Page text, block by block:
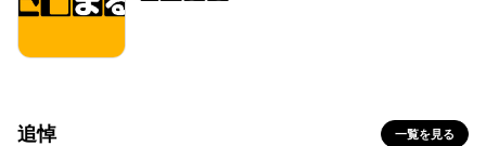
追悼 一覧を見る